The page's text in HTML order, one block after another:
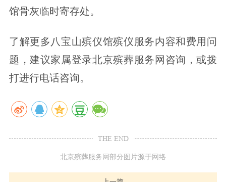
馆骨灰临时寄存处。
了解更多八宝山殡仪馆殡仪服务内容和费用问
题，建议家属登录北京殡葬服务网咨询，或拨
打进行电话咨询。
THE END
北京殡葬服务网部分图片源于网络